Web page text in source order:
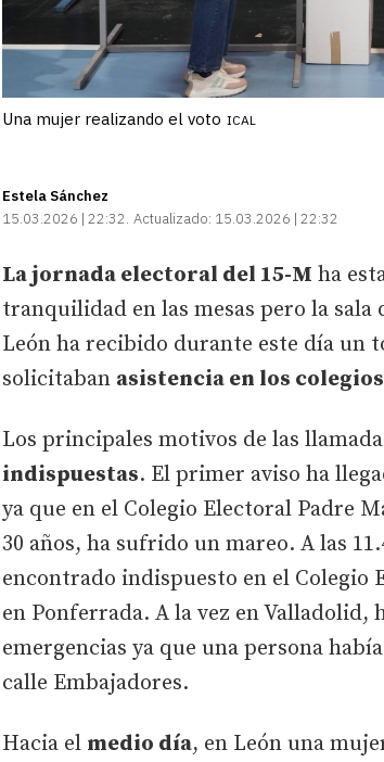
Una mujer realizando el voto ICAL
Estela Sánchez
15.03.2026 | 22:32 Actualizado: 15.03.2026 | 22:32
La jornada electoral del 15-M ha
tranquilidad en las mesas pero la sala
León ha recibido durante este día un
solicitaban asistencia en los
Los principales motivos de las
indispuestas. El primer aviso ha
ya que en el Colegio Electoral Padre
30 años, ha sufrido un mareo. A las
encontrado indispuesto en el Colegio
en Ponferrada. A la vez en Valladolid,
emergencias ya que una persona
calle Embajadores.
Hacia el medio día, en León una